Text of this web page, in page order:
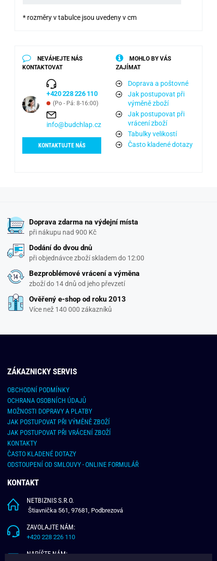
* rozměry v tabulce jsou uvedeny v cm
NEVÁHEJTE NÁS
KONTAKTOVAT
+420 228 226 110
(Po - Pá: 8-16:00)
info@budchlap.cz
KONTAKTUJTE NÁS
MOHLO BY VÁS
ZAJÍMAT
Doprava a poštovné
Jak postupovat při
výměně zboží
Jak postupovat při
vrácení zboží
Tabulky velikostí
Často kladené dotazy
Doprava zdarma na výdejní místa
při nákupu nad 900 Kč
Dodání do dvou dnů
při objednávce zboží skladem do 12:00
Bezproblémové vrácení a výměna
zboží do 14 dnů od jeho převzetí
Ověřený e-shop od roku 2013
Více než 140 000 zákazníků
ZÁKAZNICKY SERVIS
OBCHODNÍ PODMÍNKY
OCHRANA OSOBNÍCH ÚDAJŮ
MOŽNOSTI DOPRAVY A PLATBY
JAK POSTUPOVAT PŘI VÝMĚNĚ ZBOŽÍ
JAK POSTUPOVAT PŘI VRÁCENÍ ZBOŽÍ
KONTAKTY
ČASTO KLADENÉ DOTAZY
ODSTOUPENÍ OD SMLOUVY - ONLINE FORMULÁŘ
KONTAKT
NETBIZNIS S.R.O.
Štiavnička 561, 97681, Podbrezová
ZAVOLAJTE NÁM:
+420 228 226 110
NAPÍŠTE NÁM: